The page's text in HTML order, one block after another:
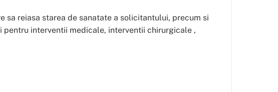
reiasa starea de sanatate a solicitantului, precum si
interventii medicale, interventii chirurgicale ,